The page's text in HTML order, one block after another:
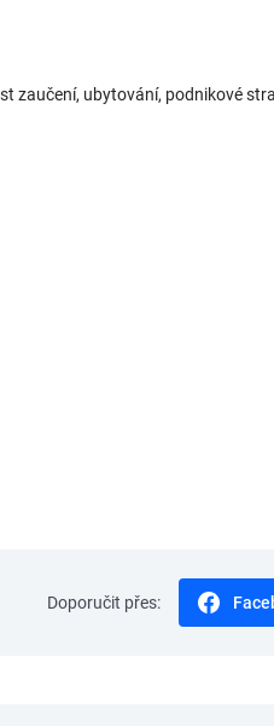
zaučení, ubytování, podnikové
Doporučit přes: